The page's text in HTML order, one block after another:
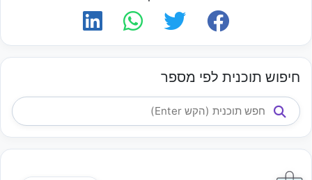
חיפוש תוכנית לפי מספר